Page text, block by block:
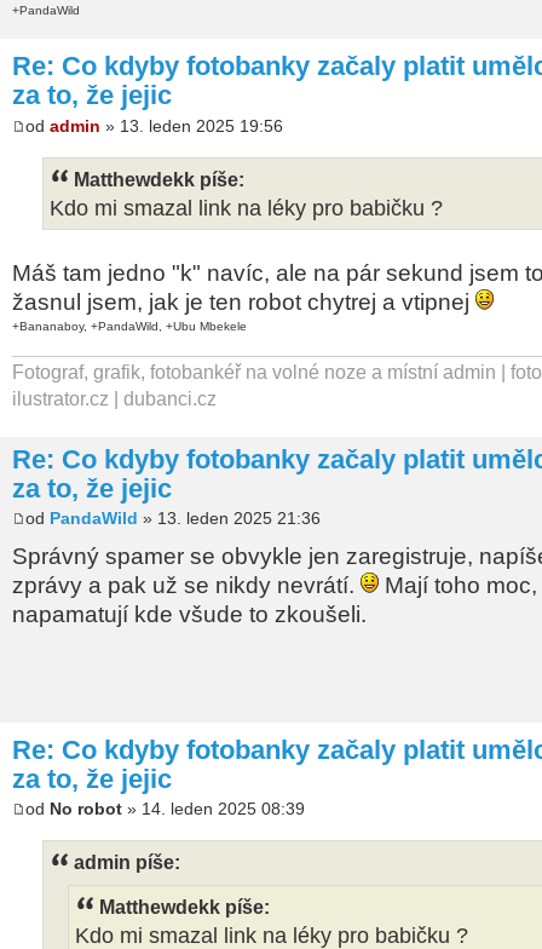
+PandaWild
Re: Co kdyby fotobanky začaly platit
za to, že jejic
od admin » 13. leden 2025 19:56
Matthewdekk píše:
Kdo mi smazal link na léky pro babičku ?
Máš tam jedno "k" navíc, ale na pár sekund jsem
žasnul jsem, jak je ten robot chytrej a vtipnej
+Bananaboy, +PandaWild, +Ubu Mbekele
Fotograf, grafik, fotobankéř na volné noze a místní admin |
ilustrator.cz | dubanci.cz
Re: Co kdyby fotobanky začaly platit
za to, že jejic
od PandaWild » 13. leden 2025 21:36
Správný spamer se obvykle jen zaregistruje,
zprávy a pak už se nikdy nevrátí.
Mají toho
napamatují kde všude to zkoušeli.
Re: Co kdyby fotobanky začaly platit
za to, že jejic
od No robot » 14. leden 2025 08:39
admin píše:
Matthewdekk píše:
Kdo mi smazal link na léky pro babičku ?